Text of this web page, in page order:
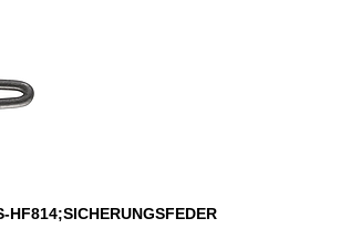
HF814;SICHERUNGSFEDER